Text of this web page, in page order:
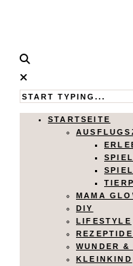
Calistas
Traum
MAMABLOG
STARTSEITE
MAMA
DIY
LIFESTYLE
WUNDER
KLEINKIND